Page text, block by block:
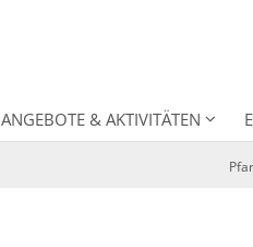
ANGEBOTE & AKTIVITÄTEN